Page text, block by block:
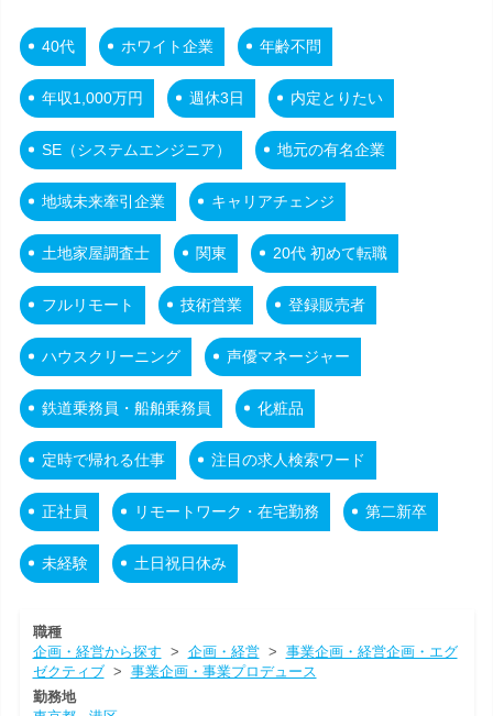
40代 ホワイト企業 年齢不問
年収1,000万円 週休3日 内定とりたい
SE（システムエンジニア） 地元の有名企業
地域未来牽引企業 キャリアチェンジ
土地家屋調査士 関東 20代 初めて転職
フルリモート 技術営業 登録販売者
ハウスクリーニング 声優マネージャー
鉄道乗務員・船舶乗務員 化粧品
定時で帰れる仕事 注目の求人検索ワード
正社員 リモートワーク・在宅勤務 第二新卒
未経験 土日祝日休み
職種
企画・経営から探す > 企画・経営> 事業企画・経営企画・エグ
ゼクティブ> 事業企画・事業プロデュース
勤務地